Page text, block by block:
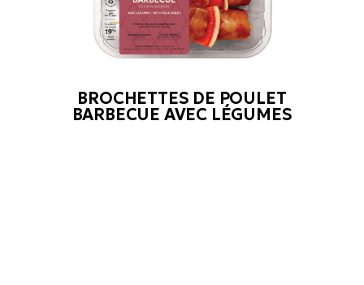
BROCHETTES DE POULET
BARBECUE AVEC LÉGUMES